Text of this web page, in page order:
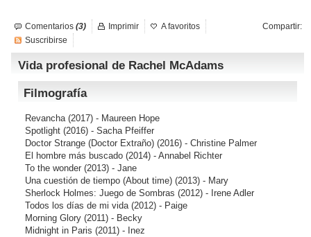
Comentarios (3) Compartir:
Imprimir
A favoritos
Suscribirse
Vida profesional de Rachel McAdams
Filmografía
Revancha(2017) - Maureen Hope
Spotlight (2016) - Sacha Pfeiffer
Doctor Strange (Doctor Extraño) (2016) - Christine Palmer
El hombre más buscado (2014) - Annabel Richter
To the wonder (2013) - Jane
Una cuestión de tiempo (About time) (2013) - Mary
Sherlock Holmes: Juego de Sombras (2012) - Irene Adler
Todos los días de mi vida(2012) - Paige
Morning Glory (2011) - Becky
Midnight in Paris (2011) - Inez